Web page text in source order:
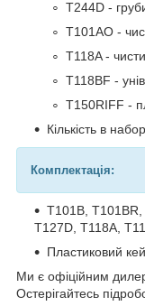
T244D -
T101AO -
T118A -
T118BF -
T150RIFF -
Кількість в
Комплектація:
T101B,
T127D, T118A,
Пластиковий
Ми є офіційним
Остерігайтесь